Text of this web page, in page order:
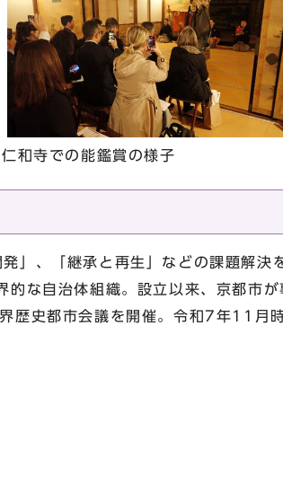
仁和寺での能鑑賞の様子
」、「継承と再生」などの課題解決
な自治体組織。設立以来、京都市
歴史都市会議を開催。令和7年11月